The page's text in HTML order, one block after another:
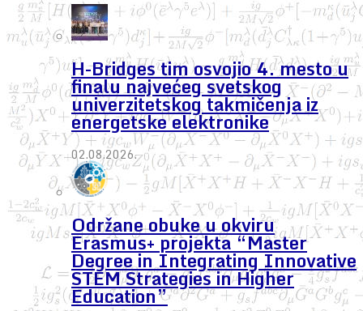
H-Bridges tim osvojio 4. mesto u
finalu najvećeg svetskog
univerzitetskog takmičenja iz
energetske elektronike
02.08.2026.
Održane obuke u okviru
Erasmus+ projekta “Master
Degree in Integrating Innovative
STEM Strategies in Higher
Education”